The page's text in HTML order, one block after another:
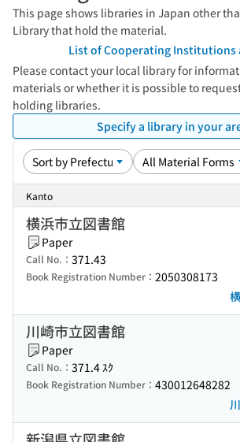
This page shows libraries in Japan other
Library that hold the material.
List of Cooperating Institutions
Please contact your local library for
materials or whether it is possible to
holding libraries.
Specify a library in your
Kanto
横浜市立図書館
Paper
Call No.： 371.43
Book Registration Number： 2050308173
川崎市立図書館
Paper
Call No.： 371.4 ｽｸ
Book Registration Number： 430012648282